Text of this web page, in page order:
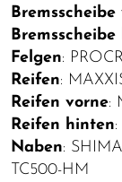
Bremsscheibe
Felgen:
Reifen:
Reifen vorne:
Reifen hinten
Naben:
TC500-HM